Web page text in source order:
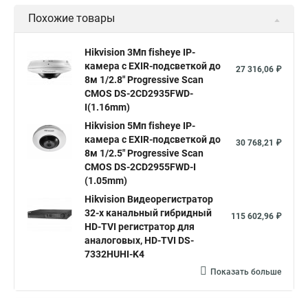
Камера видеонаблюдения hikvision
Hikvision купить Hikvision уличная ip камера
Hikvision poe
Hikvision 2 8 mm Hikvision camera Hikvision 2cd1148 i b
Видеонаблюдение Ip видеокамеры
Hikvision 2cd2142fwd
Hikvision ds 2cd1148 hikvision ds 2cd1148 i b
hikvision ds 2cd2042wd i Видеокамера hikvision
Видеокамеры hikvision ds
Камера Hikvision ds 2ce16d8t
Видеокамера hikvision hiwatch
Похожие товары
Hikvision 3Мп fisheye IP-
камера c EXIR-подсветкой до
8м 1/2.8" Progressive Scan
CMOS DS-2CD2935FWD-
I(1.16mm)
27 316,06 ₽
Hikvision 5Мп fisheye IP-
камера c EXIR-подсветкой до
8м 1/2.5" Progressive Scan
CMOS DS-2CD2955FWD-I
(1.05mm)
30 768,21 ₽
Hikvision Видеорегистратор
32-х канальный гибридный
HD-TVI регистратор для
аналоговых, HD-TVI DS-
7332HUHI-K4
115 602,96 ₽
Показать больше